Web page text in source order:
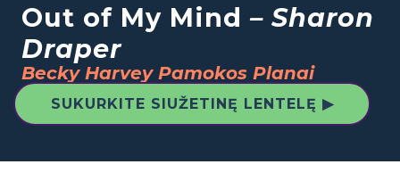
Out of My Mind– Sharon
Draper
Becky Harvey Pamokos Planai
SUKURKITE SIUŽETINĘ LENTELĘ ▶